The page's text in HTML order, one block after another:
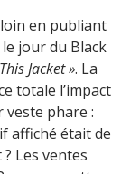
en publiant
jour du Black
Jacket ». La
totale l’impact
phare :
affiché était de
Les ventes